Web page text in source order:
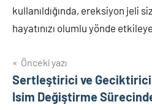
kullanıldığında, ereksiyon jeli
hayatınızı olumlu yönde
Yazı
gezinmesi
Önceki yazı
Sertleştirici ve Geciktirici
Isim Değiştirme